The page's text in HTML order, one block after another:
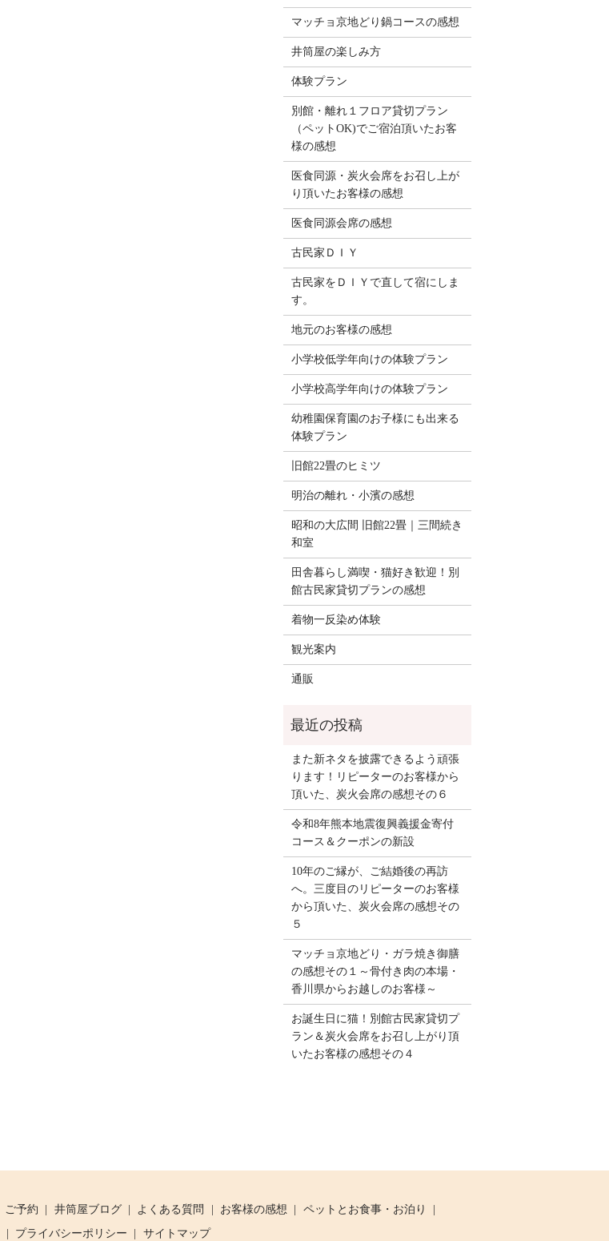
マッチョ京地どり鍋コースの感想
井筒屋の楽しみ方
体験プラン
別館・離れ１フロア貸切プラン
（ペットOK)でご宿泊頂いたお客
様の感想
医食同源・炭火会席をお召し上が
り頂いたお客様の感想
医食同源会席の感想
古民家ＤＩＹ
古民家をＤＩＹで直して宿にしま
す。
地元のお客様の感想
小学校低学年向けの体験プラン
小学校高学年向けの体験プラン
幼稚園保育園のお子様にも出来る
体験プラン
旧館22畳のヒミツ
明治の離れ・小濱の感想
昭和の大広間 旧館22畳｜三間続き
和室
田舎暮らし満喫・猫好き歓迎！別
館古民家貸切プランの感想
着物一反染め体験
観光案内
通販
また新ネタを披露できるよう頑張
ります！リピーターのお客様から
頂いた、炭火会席の感想その６
令和8年熊本地震復興義援金寄付
コース＆クーポンの新設
10年のご縁が、ご結婚後の再訪
へ。三度目のリピーターのお客様
から頂いた、炭火会席の感想その
５
マッチョ京地どり・ガラ焼き御膳
の感想その１～骨付き肉の本場・
香川県からお越しのお客様～
お誕生日に猫！別館古民家貸切プ
ラン＆炭火会席をお召し上がり頂
いたお客様の感想その４
ご予約 井筒屋ブログ よくある質問 お客様の感想
ペットとお食事・お泊り
プライバシーポリシー サイトマップ